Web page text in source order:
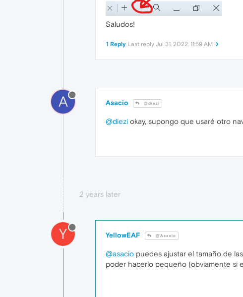
Saludos!
1 Reply Last reply Jul 31, 2022, 11:59 AM
A Asacio @diezi
@diezi okay, supongo que usaré otro
2 years later
Y YellowEAF @Asacio
@asacio puedes ajustar el tamaño de
poder hacerlo pequeño (obviamente si